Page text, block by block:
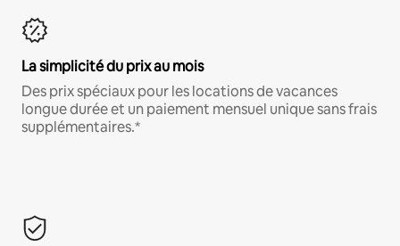
La simplicité du prix au mois
Des prix spéciaux pour les locations de vacances
longue durée et un paiement mensuel unique sans frais
supplémentaires.*